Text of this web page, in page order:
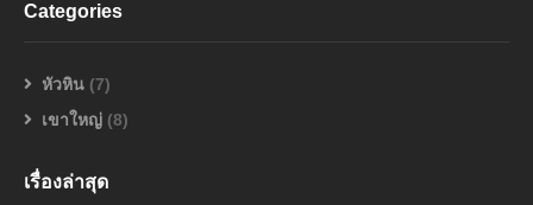
Categories
หัวหิน (7)
เขาใหญ่ (8)
เรื่องล่าสุด